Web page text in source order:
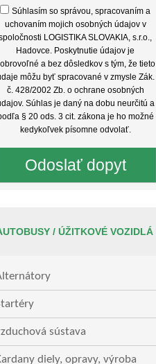
Súhlasím so správou, spracovaním a
uchovaním mojich osobných údajov v
LOGISTIKA SLOVAKIA, s.r.o.,
Hadovce. Poskytnutie údajov je
a bez dôsledkov s tým, že tieto
môžu byť spracované v zmysle Zák.
č. 428/2002 Zb. o ochrane osobných
Súhlas je daný na dobu neurčitú a
§ 20 ods. 3 cit. zákona je ho možné
kedykoľvek písomne odvolať.
/ ÚŽITKOVÉ VOZIDLÁ
sústava
diely, opravy, výroba